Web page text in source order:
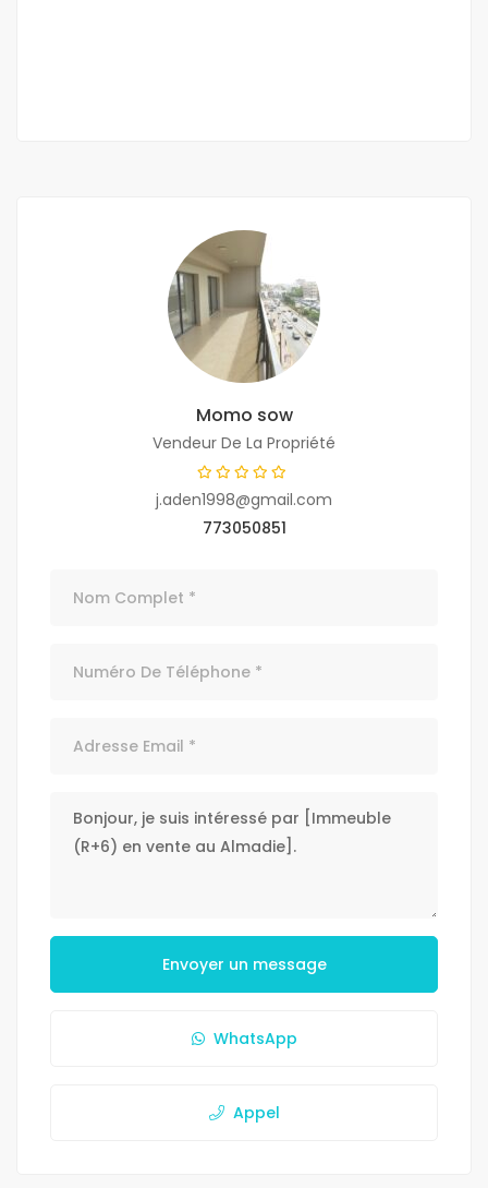
Momo sow
Vendeur De La Propriété
j.aden1998@gmail.com
773050851
Envoyer un message
WhatsApp
Appel